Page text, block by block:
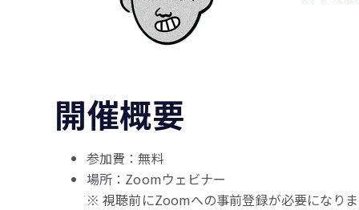
開催概要
参加費：無料
場所：Zoomウェビナー
※ 視聴前にZoomへの事前登録が必要になりま